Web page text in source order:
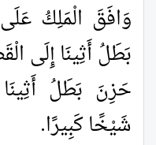
وَافَقَ الْمَلِكُ
بَطَلُ أَثِينَا إِلَى
حَزِنَ بَطَلُ
شَيْخًا كَبِيرًا.